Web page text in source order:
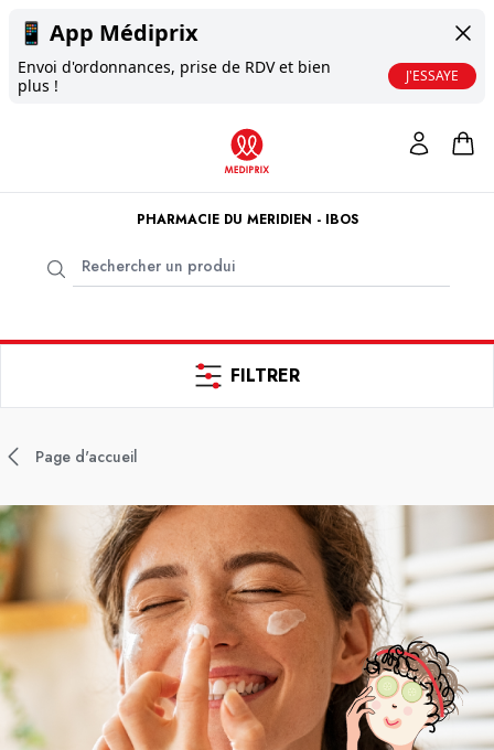
📱 App Médiprix
Envoi d'ordonnances, prise de RDV et bien
plus !
J'ESSAYE
PHARMACIE DU MERIDIEN - IBOS
FILTRER
Page d'accueil